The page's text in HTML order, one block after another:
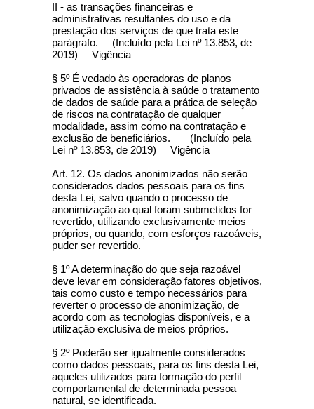
II - as transações financeiras e
administrativas resultantes do uso e da
prestação dos serviços de que trata este
parágrafo. (Incluído pela Lei nº 13.853, de
2019) Vigência
§ 5º É vedado às operadoras de planos
privados de assistência à saúde o tratamento
de dados de saúde para a prática de seleção
de riscos na contratação de qualquer
modalidade, assim como na contratação e
exclusão de beneficiários. (Incluído pela
Lei nº 13.853, de 2019) Vigência
Art. 12. Os dados anonimizados não serão
considerados dados pessoais para os fins
desta Lei, salvo quando o processo de
anonimização ao qual foram submetidos for
revertido, utilizando exclusivamente meios
próprios, ou quando, com esforços razoáveis,
puder ser revertido.
§ 1º A determinação do que seja razoável
deve levar em consideração fatores objetivos,
tais como custo e tempo necessários para
reverter o processo de anonimização, de
acordo com as tecnologias disponíveis, e a
utilização exclusiva de meios próprios.
§ 2º Poderão ser igualmente considerados
como dados pessoais, para os fins desta Lei,
aqueles utilizados para formação do perfil
comportamental de determinada pessoa
natural, se identificada.